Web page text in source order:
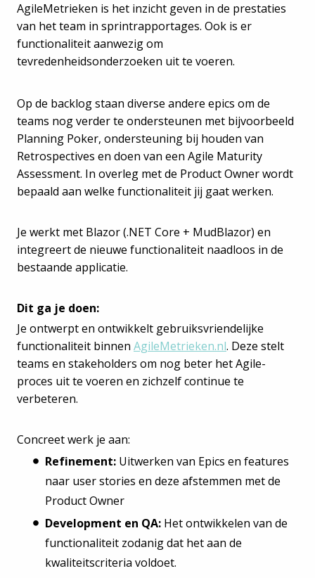
AgileMetrieken is het inzicht geven in de prestaties
van het team in sprintrapportages. Ook is er
functionaliteit aanwezig om
tevredenheidsonderzoeken uit te voeren.
Op de backlog staan diverse andere epics om de
teams nog verder te ondersteunen met bijvoorbeeld
Planning Poker, ondersteuning bij houden van
Retrospectives en doen van een Agile Maturity
Assessment. In overleg met de Product Owner wordt
bepaald aan welke functionaliteit jij gaat werken.
Je werkt met Blazor (.NET Core + MudBlazor) en
integreert de nieuwe functionaliteit naadloos in de
bestaande applicatie.
Dit ga je doen:
Je ontwerpt en ontwikkelt gebruiksvriendelijke
functionaliteit binnen AgileMetrieken.nl. Deze stelt
teams en stakeholders om nog beter het Agile-
proces uit te voeren en zichzelf continue te
verbeteren.
Concreet werk je aan:
Refinement: Uitwerken van Epics en features
naar user stories en deze afstemmen met de
Product Owner
Development en QA: Het ontwikkelen van de
functionaliteit zodanig dat het aan de
kwaliteitscriteria voldoet.